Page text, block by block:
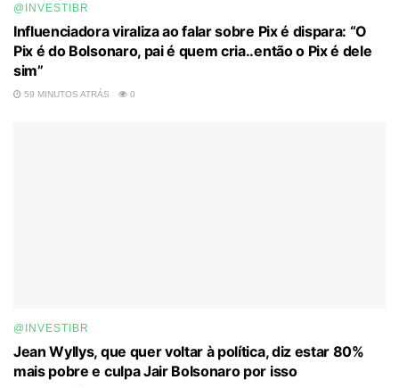
@INVESTIBR
Influenciadora viraliza ao falar sobre Pix é dispara: “O
Pix é do Bolsonaro, pai é quem cria..então o Pix é dele
sim”
59 MINUTOS ATRÁS 0
@INVESTIBR
Jean Wyllys, que quer voltar à política, diz estar 80%
mais pobre e culpa Jair Bolsonaro por isso